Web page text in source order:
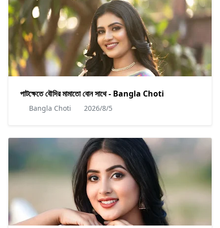
পাটক্ষেতে বৌদির মামাতো বোন সাথে - Bangla Choti
Bangla Choti 2026/8/5